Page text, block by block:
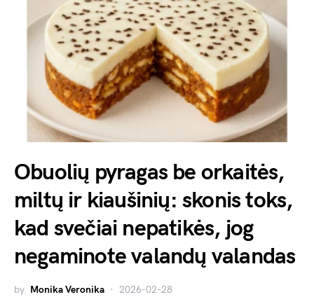
Obuolių pyragas be orkaitės,
miltų ir kiaušinių: skonis toks,
kad svečiai nepatikės, jog
negaminote valandų valandas
by Monika Veronika 2026-02-28